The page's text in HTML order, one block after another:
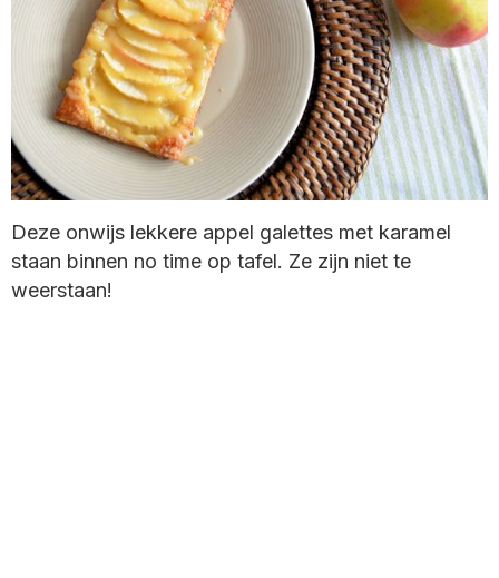
Deze onwijs lekkere appel galettes met karamel
staan binnen no time op tafel. Ze zijn niet te
weerstaan!